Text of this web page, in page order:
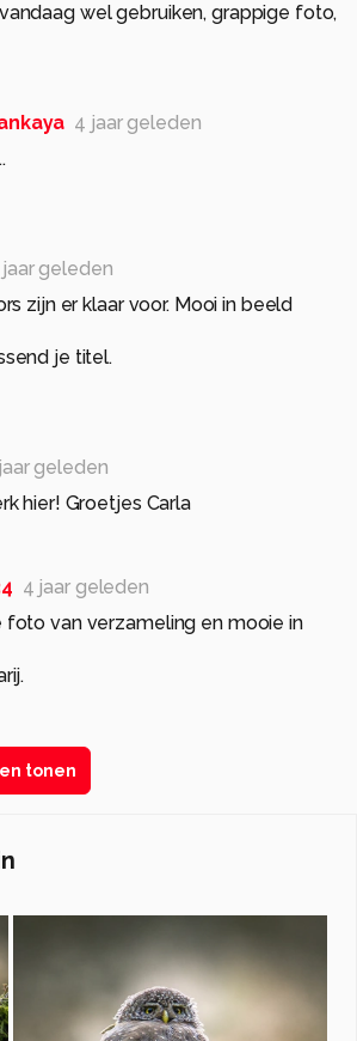
wel gebruiken, grappige foto,
4 jaar geleden
geleden
zijn er klaar voor. Mooi in beeld
je titel.
geleden
hier! Groetjes Carla
4 jaar geleden
foto van verzameling en mooie in
tonen